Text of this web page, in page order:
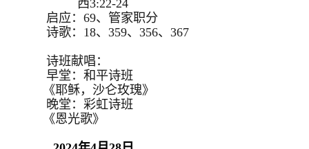
西3:22-24
启应：69、管家职分
诗歌：18、359、356、367
诗班献唱：
早堂：和平诗班
《耶稣，沙仑玫瑰》
晚堂：彩虹诗班
《恩光歌》